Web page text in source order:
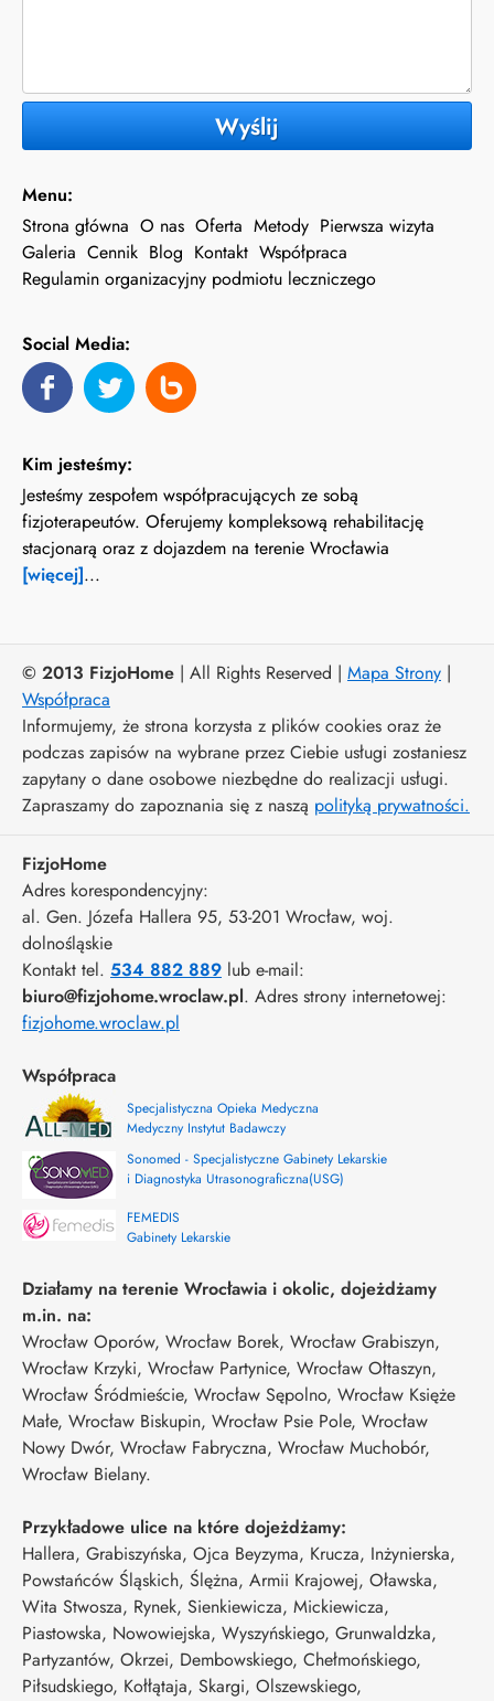
Wyślij
Menu:
Strona główna O nas Oferta Metody Pierwsza wizyta
Galeria Cennik Blog Kontakt Współpraca
Regulamin organizacyjny podmiotu leczniczego
Social Media:
Kim jesteśmy:
Jesteśmy zespołem współpracujących ze sobą
fizjoterapeutów. Oferujemy kompleksową rehabilitację
stacjonarą oraz z dojazdem na terenie Wrocławia
[więcej]...
© 2013 FizjoHome | All Rights Reserved | Mapa Strony |
Współpraca
Informujemy, że strona korzysta z plików cookies oraz że
podczas zapisów na wybrane przez Ciebie usługi zostaniesz
zapytany o dane osobowe niezbędne do realizacji usługi.
Zapraszamy do zapoznania się z naszą polityką prywatności.
FizjoHome
Adres korespondencyjny:
al. Gen. Józefa Hallera 95, 53-201 Wrocław, woj.
dolnośląskie
Kontakt tel. 534 882 889 lub e-mail:
biuro@fizjohome.wroclaw.pl. Adres strony internetowej:
fizjohome.wroclaw.pl
Współpraca
Specjalistyczna Opieka Medyczna
Medyczny Instytut Badawczy
Sonomed - Specjalistyczne Gabinety Lekarskie
i Diagnostyka Utrasonograficzna(USG)
FEMEDIS
Gabinety Lekarskie
Działamy na terenie Wrocławia i okolic, dojeżdżamy
m.in. na:
Wrocław Oporów, Wrocław Borek, Wrocław Grabiszyn,
Wrocław Krzyki, Wrocław Partynice, Wrocław Ołtaszyn,
Wrocław Śródmieście, Wrocław Sępolno, Wrocław Księże
Małe, Wrocław Biskupin, Wrocław Psie Pole, Wrocław
Nowy Dwór, Wrocław Fabryczna, Wrocław Muchobór,
Wrocław Bielany.
Przykładowe ulice na które dojeżdżamy:
Hallera, Grabiszyńska, Ojca Beyzyma, Krucza, Inżynierska,
Powstańców Śląskich, Ślężna, Armii Krajowej, Oławska,
Wita Stwosza, Rynek, Sienkiewicza, Mickiewicza,
Piastowska, Nowowiejska, Wyszyńskiego, Grunwaldzka,
Partyzantów, Okrzei, Dembowskiego, Chełmońskiego,
Piłsudskiego, Kołłątaja, Skargi, Olszewskiego,